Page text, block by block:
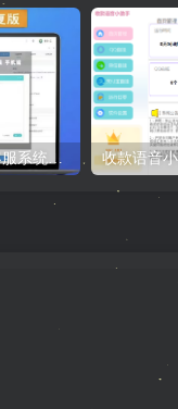
新版多语言PHP网页客服系统，带提示音支持多种嵌入方式